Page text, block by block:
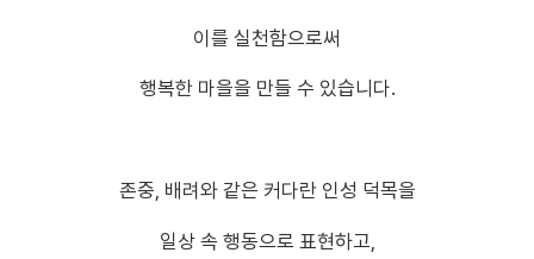
이를 실천함으로써
행복한 마을을 만들 수 있습니다.
존중, 배려와 같은 커다란 인성 덕목을
일상 속 행동으로 표현하고,